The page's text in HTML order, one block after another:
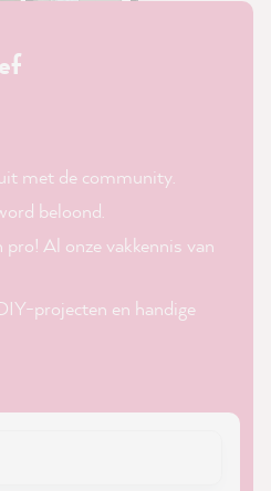
met de community.
beloond.
pro! Al onze vakkennis van
projecten en handige